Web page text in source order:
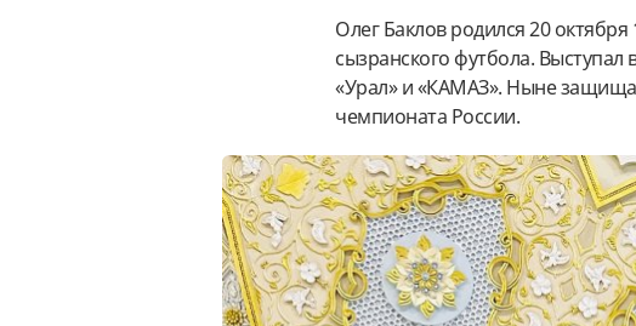
Олег Баклов родился 20
сызранского футбола. Выступал
«Урал» и «КАМАЗ». Ныне
чемпионата России.